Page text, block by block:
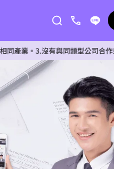
沒有與同類型公司合作或提供